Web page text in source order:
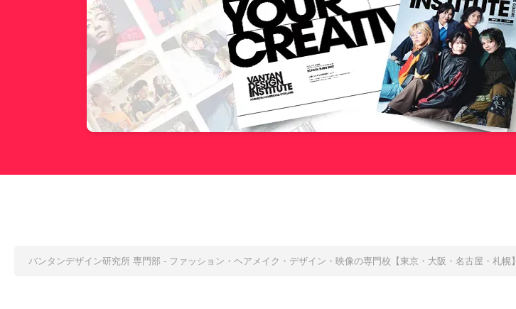
バンタンデザイン研究所 専門部 - ファッション・ヘアメイク・デザイン・映像の専門校【東京・大阪・名古屋・札幌】